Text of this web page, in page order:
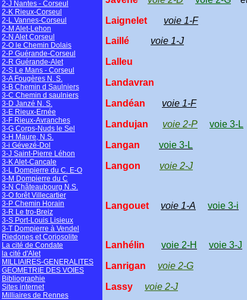
2-J Nantes - Corseul
2-K Rieux-Corseul
2-L Vannes-Corseul
2-M Alet-Lehon
2-N Alet Corseul
2-O le Chemin Dolais
2-P Guérande-Corseul
2-R Guérande-Alet
2-S Le Mans - Corseul
3-A Fougères N. S.
3-B Chemin d Saulniers
3-C Chemin d saulniers
3-D Janzé N. S.
3-E Rieux-Ernée
3-F Rieux-Avranches
3-G Corps-Nuds le Sel
3-H Maure, N.S.
3-i Gévezé-Dol
3-J Saint-Pierre Léhon
3-K Alet-Cancale
3-L Dompierre du C. E-O
3-M Dompierre du C
3-N Châteaubourg N.S.
3-O forêt Villecartier
3-P Chemin Horain
3-R Le tro-Breiz
3-S Port-Louis Lisieux
3-T Dompierre à Vendel
Riedones et Coriosolite
La cité de Condate
la cité d'Alet
MILLIAIRES-GENERALITES
GEOMETRIE DES VOIES
Bibliographie
Sites internet
Milliaires de Rennes
Laignelet voie 1-F
Laillé voie 1-J
Lalleu
Landavran
Landéan voie 1-F
Landujan voie 2-P voie 3-L
Langan voie 3-L
Langon voie 2-J
Langouet voie 1-A voie 3-i
Lanhélin voie 2-H voie 3-J
Lanrigan voie 2-G
Lassy voie 2-J